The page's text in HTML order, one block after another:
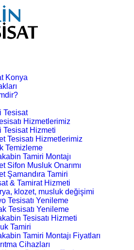
Konya
Tesisat
Hizmetlerimiz
Tesisat Hizmeti
Tesisatı Hizmetlerimiz
Temizleme
Tamiri Montajı
Sifon Musluk Onarımı
Şamandıra Tamiri
& Tamirat Hizmeti
klozet, musluk değişimi
Tesisatı Yenileme
Tesisatı Yenileme
Tesisatı Hizmeti
Tamiri
Tamiri Montajı Fiyatları
Cihazları